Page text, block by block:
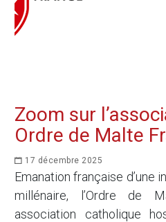
Zoom sur
Ordre de Malte
17 décembre 2025
Emanation française d’une
millénaire, l’Ordre de
association catholique